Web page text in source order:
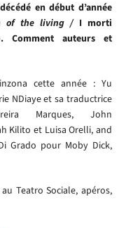
en début d’année
of the living / I morti
Comment auteurs et
cette année : Yu
NDiaye et sa traductrice
Marques, John
Kilito et Luisa Orelli, and
Grado pour Moby Dick,
Teatro Sociale, apéros,